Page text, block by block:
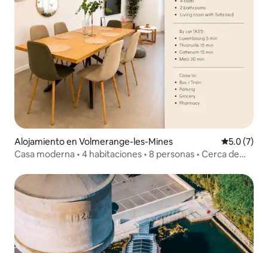
Alojamiento en Volmerange-les-Mines
5.0 (7)
Casa moderna • 4 habitaciones • 8 personas • Cerca de